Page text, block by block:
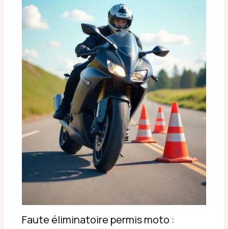
Faute éliminatoire permis moto :